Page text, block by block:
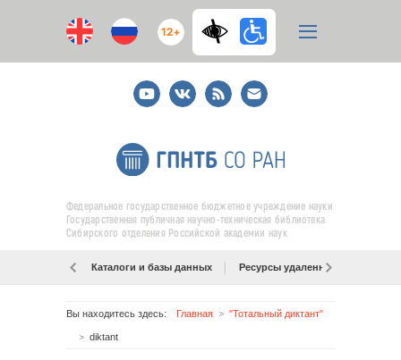
12+
YoutubeВКонтакте
RSS
E-
mail
подписка
Федеральное государственное бюджетное учреждение науки
Государственная публичная научно-техническая библиотека
Сибирского отделения Российской академии наук
Каталоги и базы данных Ресурсы удаленного доступа
Вы находитесь здесь: Главная "Тотальный диктант"
diktant